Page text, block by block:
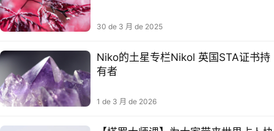
30 de 3 月 de 2025
Niko的土星专栏Nikol 英国STA证书持
有者
1 de 3 月 de 2026